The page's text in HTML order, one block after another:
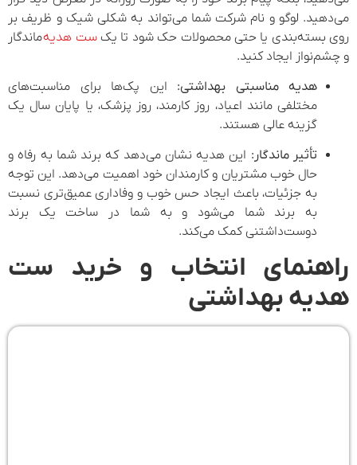
می‌دهید. لوگو و نام شرکت شما می‌تواند به شکلی شیک و ظریف بر
روی بسته‌بندی یا حتی محصولات حک شود تا یکست هدیهماندگار
و چشم‌نواز ایجاد کنید.
هدیه مناسبتی بهداشتی: این پک‌ها برای مناسبت‌های
مختلفی مانند اعیاد، روز کارمند، روز پزشک، یا پایان سال یک
گزینه عالی هستند.
تأثیر ماندگار: این هدیه نشان می‌دهد که برند شما به رفاه و
حال خوب مشتریان و کارمندان خود اهمیت می‌دهد. این توجه
به جزئیات، باعث ایجاد حس خوب و وفاداری عمیق‌تری نسبت
به برند شما می‌شود و به شما در ساخت یک برند
دوست‌داشتنی کمک می‌کند.
راهنمای انتخاب و خرید ست
هدیه بهداشتی